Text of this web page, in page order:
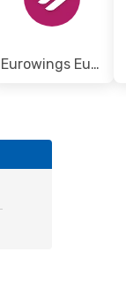
Eurowings Europe